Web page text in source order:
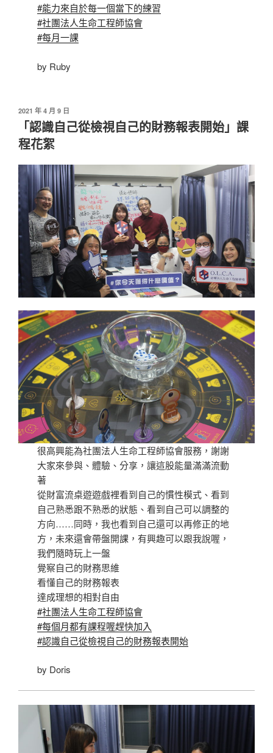
#能力來自於每一個當下的練習
#社團法人生命工程師協會
#每月一課
by Ruby
發
2021 年 4 月 9 日
「認識自己從檢視自己的財務報表開始」課
程花絮
很高興能為社團法人生命工程師協會服務，謝謝
大家來參與、體驗、分享，讓這股能量滿滿流動
著
從財富流桌遊遊戲裡看到自己的慣性模式、看到
自己熟悉跟不熟悉的狀態、看到自己可以調整的
方向……同時，我也看到自己還可以再修正的地
方，未來還會帶盤開課，有興趣可以跟我說喔，
我們隨時玩上一盤
覺察自己的財務思維
看懂自己的財務報表
達成理想的相對自由
#社團法人生命工程師協會
#每個月都有課程喔趕快加入
#認識自己從檢視自己的財務報表開始
by Doris